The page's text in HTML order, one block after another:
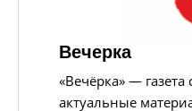
Вечерка
«Вечёрка» —
актуальные